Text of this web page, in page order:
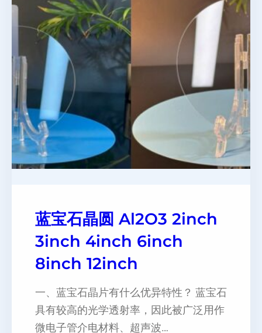
蓝宝石晶圆 Al2O3 2inch
3inch 4inch 6inch
8inch 12inch
一、蓝宝石晶片有什么优异特性？ 蓝宝石
具有较高的光学透射率，因此被广泛用作
微电子管介电材料、超声波…